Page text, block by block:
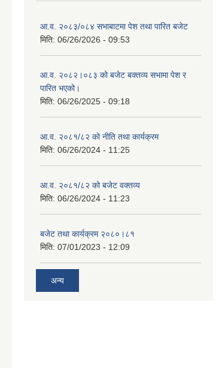
आ.व. २०८३/०८४ सभाबाटमा पेश तथा पारित बजेट
मिति: 06/26/2026 - 09:53
आ‍.व. २०८२।०८३ को बजेट बक्तव्य सभामा पेश र
पारित भएको।
मिति: 06/26/2025 - 09:18
आ.व. २०८१/८२ को नीति तथा कार्यक्रम
मिति: 06/26/2024 - 11:25
आ.व. २०८१/८२ को बजेट वक्तव्य
मिति: 06/26/2024 - 11:23
बजेट तथा कार्यक्रम २०८०।८१
मिति: 07/01/2023 - 12:09
अन्य